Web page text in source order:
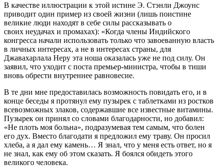
В качестве иллюстрации к этой истине Э. Стэнли Джоунс
приводит один пример из своей жизни (лишь поистине
великие люди находят в себе силы рассказывать о
своих неудачах и промахах): «Когда члены Индийского
конгресса начали использовать только что завоеванную власть
в личных интересах, а не в интересах страны, для
Джавахарлала Неру эта ноша оказалась уже не под силу. Он
заявил, что уходит с поста премьер-министра, чтобы в тиши
вновь обрести внутреннее равновесие.
В те дни мне предоставилась возможность повидать его, и в
конце беседы я протянул ему пузырек с таблетками из ростков
всевозможных злаков, содержавшие все известные витамины.
Пузырек он принял со словами благодарности, но добавил:
«Не плоть моя больна», подразумевая тем самым, что болен
его дух. Вместо благодати я предложил ему траву. Он просил
хлеба, а я дал ему камень… Я знал, что у меня есть ответ, но я
не знал, как ему об этом сказать. Я боялся обидеть этого
великого человека.